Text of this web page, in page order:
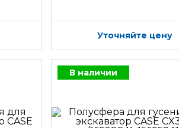
Уточняйте цену
В наличии